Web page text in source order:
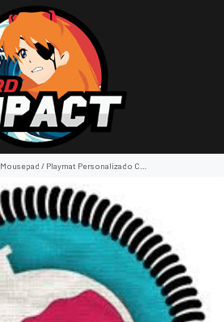
Mousepad / Playmat Personalizado Con Bordado